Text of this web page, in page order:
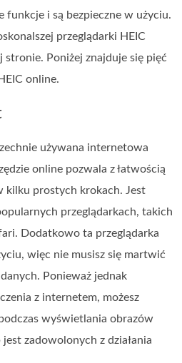
funkcje i są bezpieczne w użyciu.
przeglądarki HEIC
stronie. Poniżej znajduje się pięć
online.
używana internetowa
online pozwala z łatwością
kilku prostych krokach. Jest
przeglądarkach, takich
Dodatkowo ta przeglądarka
więc nie musisz się martwić
Ponieważ jednak
z internetem, możesz
wyświetlania obrazów
zadowolonych z działania